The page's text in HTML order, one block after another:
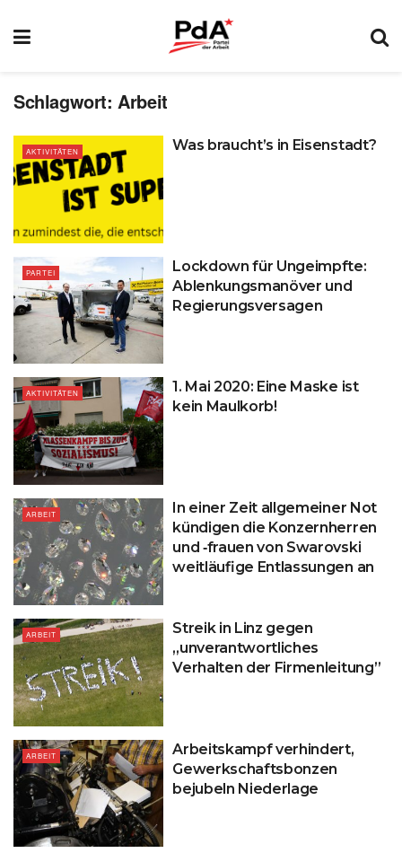
Schlagwort:Arbeit
AKTIVITÄTEN Was braucht’s in Eisenstadt?
PARTEI
Lockdown für Ungeimpfte:
Ablenkungsmanöver und
Regierungsversagen
AKTIVITÄTEN
1. Mai 2020: Eine Maske ist
kein Maulkorb!
ARBEIT
In einer Zeit allgemeiner Not
kündigen die Konzernherren
und ‑frauen von Swarovski
weitläufige Entlassungen an
ARBEIT
Streik in Linz gegen
„unverantwortliches
Verhalten der Firmenleitung”
ARBEIT
Arbeitskampf verhindert,
Gewerkschaftsbonzen
bejubeln Niederlage